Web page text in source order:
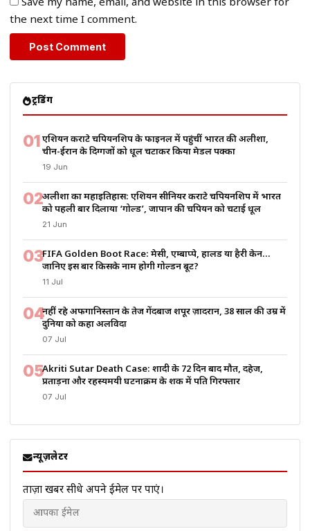
Save my name, email, and website in this browser for
the next time I comment.
ट्रेंडिंग
01एशियन कराटे चैंपियनशिप के फाइनल में पहुंचीं भारत की अलीशा,
चीन-ईरान के दिग्गजों को धूल चटाकर किया मेडल पक्का
19 Jun
02अलीशा का महाइतिहास: एशियन सीनियर कराटे चैंपियनशिप में भारत
को पहली बार दिलाया ‘गोल्ड’, जापान की चैंपियन को चटाई धूल
21 Jun
03FIFA Golden Boot Race: मेसी, एम्बाप्पे, हालैंड या हैरी केन…
जानिए इस बार किसके नाम होगी गोल्डन बूट?
11 Jul
04नहीं रहे अफगानिस्तान के तेज गेंदबाज शपूर ज़ादरान, 38 साल की उम्र में
दुनिया को कहा अलविदा
07 Jul
05Akriti Sutar Death Case: शादी के 72 दिन बाद मौत, दहेज,
प्रताड़ना और रहस्यमयी घटनाक्रम के शक में पति गिरफ्तार
07 Jul
न्यूज़लेटर
ताज़ा खबरें सीधे अपने ईमेल पर पाएं।